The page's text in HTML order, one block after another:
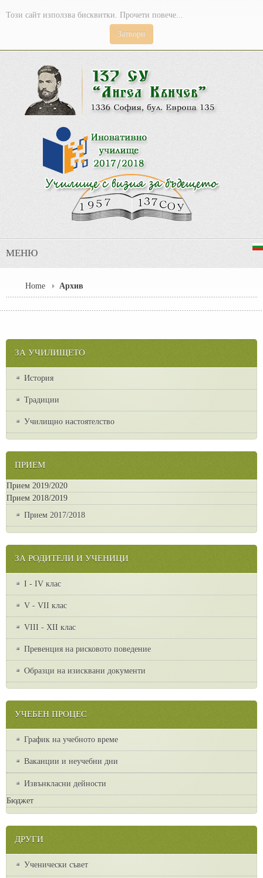
Този сайт използва бисквитки. Прочети повече...
Затвори
МЕНЮ
Home Архив
ЗА УЧИЛИЩЕТО
История
Традиции
Училищно настоятелство
ПРИЕМ
Прием 2019/2020
Прием 2018/2019
Прием 2017/2018
ЗА РОДИТЕЛИ И УЧЕНИЦИ
I - IV клас
V - VII клас
VІІІ - ХІІ клас
Превенция на рисковото поведение
Образци на изисквани документи
УЧЕБЕН ПРОЦЕС
График на учебното време
Ваканции и неучебни дни
Извънкласни дейности
Бюджет
ДРУГИ
Ученически съвет